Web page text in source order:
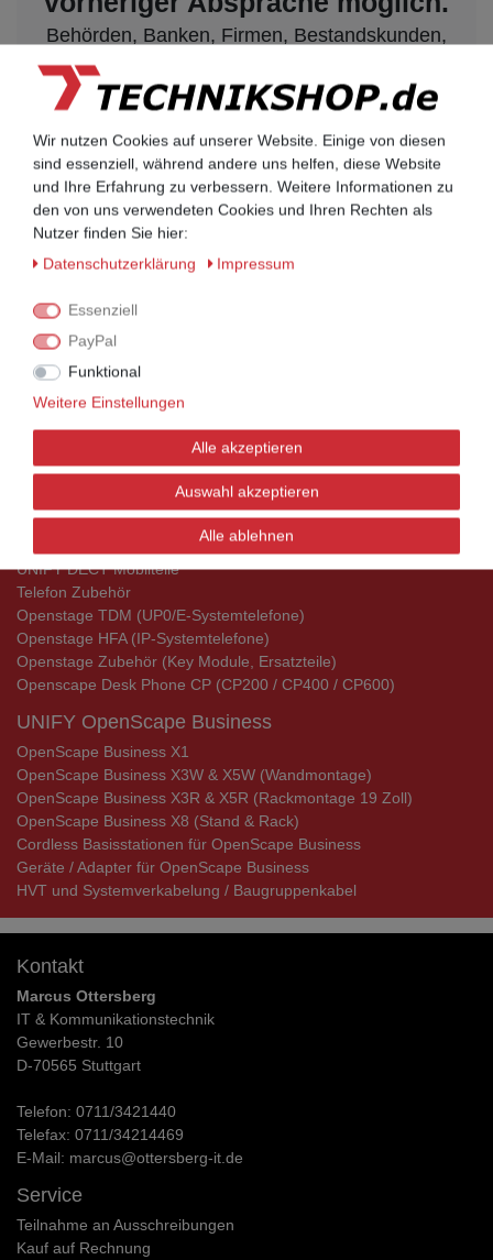
Behörden, Banken, Firmen, Bestandskunden,
Universitäten und Institute können bei uns auf
Rechnung bestellen.
Email Kontakt mit uns auf.
UNIFY Mobilteile
UNIFY Mobilteile
Aktionsware
UNIFY Telefone
UNIFY DECT Mobilteile
Telefon Zubehör
Openstage TDM (UP0/E-Systemtelefone)
Openstage HFA (IP-Systemtelefone)
Openstage Zubehör (Key Module, Ersatzteile)
Openscape Desk Phone CP (CP200 / CP400 / CP600)
UNIFY OpenScape Business
OpenScape Business X1
OpenScape Business X3W & X5W (Wandmontage)
OpenScape Business X3R & X5R (Rackmontage 19 Zoll)
OpenScape Business X8 (Stand & Rack)
Cordless Basisstationen für OpenScape Business
Geräte / Adapter für OpenScape Business
HVT und Systemverkabelung / Baugruppenkabel
Kontakt
Marcus Ottersberg
IT & Kommunikationstechnik
Gewerbestr. 10
D-70565 Stuttgart
Telefon: 0711/3421440
Telefax: 0711/34214469
E-Mail: marcus@ottersberg-it.de
Service
Teilnahme an Ausschreibungen
Kauf auf Rechnung
Wir nutzen Cookies auf unserer Website. Einige von diesen
sind essenziell, während andere uns helfen, diese Website
und Ihre Erfahrung zu verbessern. Weitere Informationen zu
den von uns verwendeten Cookies und Ihren Rechten als
Nutzer finden Sie hier:
Daten­schutz­erklärung
Impressum
Essenziell
PayPal
Funktional
Weitere Einstellungen
Alle akzeptieren
Auswahl akzeptieren
Alle ablehnen